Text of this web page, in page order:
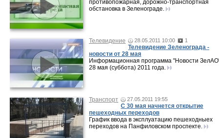
противопожарная, дорожно-транспортная
обстановка в Зеленограде.
Телевидение 28.05.2011 10:00 1
Телевидение Зеленограда -
новости от 28 мая
Информационная программа "Новости
28 мая (суббота) 2011 года.
Транспорт 27.05.2011 19:55
С 30 мая начнется открытие
пешеходных переходов
График ввода в эксплуатацию пешеходныех
переходов на Панфиловском проспекте.